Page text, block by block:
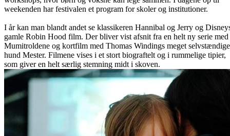
weekenden har festivalen et program for skoler og institutioner.
I år kan man blandt andet se klassikeren Hannibal og Jerry og
gamle Robin Hood film. Der bliver vist afsnit fra en helt ny serie med
Mumitroldene og kortfilm med Thomas Windings meget selvstændige
hund Mester. Filmene vises i et stort biograftelt og i rummelige tipier,
som giver en helt særlig stemning midt i skoven.